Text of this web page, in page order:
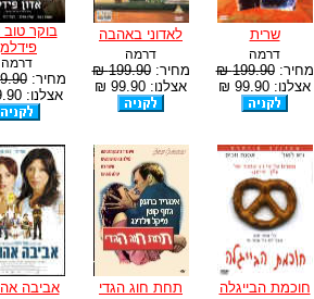
שרית
דרמה
מחיר:199.90 ₪
אצלנו: 99.90 ₪
לאדוני באהבה
דרמה
מחיר:199.90 ₪
אצלנו: 99.90 ₪
בוקר טוב
דרמה
מחיר:₪
אצלנו: 79.90 ₪
חוכמת הבייגלה תחת חוג הגדי אביבה